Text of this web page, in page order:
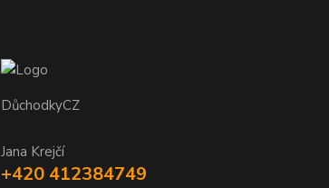
DůchodkyCZ
Jana Krejčí
+420 412384749